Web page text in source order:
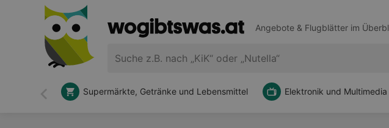
Angebote & Flugblätter im
Zurück
Supermärkte, Getränke und Lebensmittel Elektronik und Multimedia